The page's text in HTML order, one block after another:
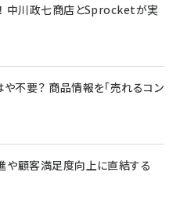
中川政七商店とSprocketが実
不要？ 商品情報を「売れるコン
や顧客満足度向上に直結する